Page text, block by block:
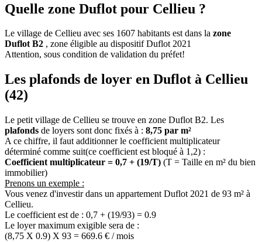
Quelle zone Duflot pour Cellieu ?
Le village de Cellieu avec ses 1607 habitants est dans la zone
Duflot B2 , zone éligible au dispositif Duflot 2021
Attention, sous condition de validation du préfet!
Les plafonds de loyer en Duflot à Cellieu
(42)
Le petit village de Cellieu se trouve en zone Duflot B2. Les
plafonds de loyers sont donc fixés à : 8,75 par m²
A ce chiffre, il faut additionner le coefficient multiplicateur
déterminé comme suit(ce coefficient est bloqué à 1,2) :
Coefficient multiplicateur = 0,7 + (19/T) (T = Taille en m² du bien
immobilier)
Prenons un exemple :
Vous venez d'investir dans un appartement Duflot 2021 de 93 m² à
Cellieu.
Le coefficient est de : 0,7 + (19/93) = 0.9
Le loyer maximum exigible sera de :
(8,75 X 0.9) X 93 = 669.6 € / mois